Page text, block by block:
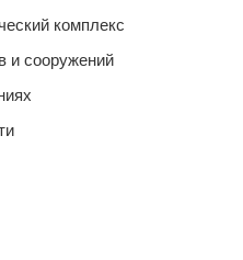
комплекс
и сооружений